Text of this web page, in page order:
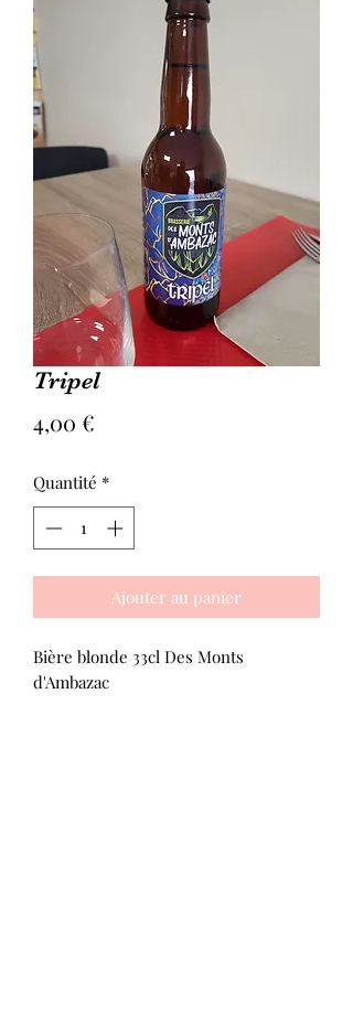
Tripel
4,00 €
Quantité *
Ajouter au panier
Bière blonde 33cl Des Monts
d'Ambazac